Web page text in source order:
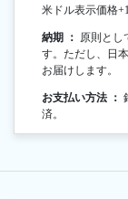
米ドル表示価格
納期 ： 原則とし
す。ただし、日
お届けします。
お支払い方法 ：
済。